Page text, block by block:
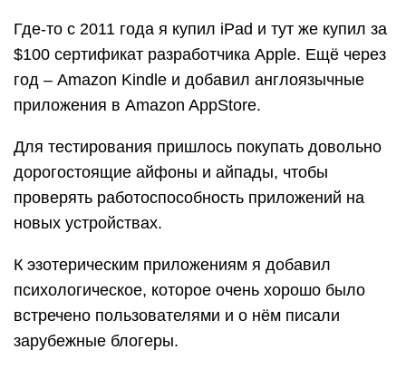
Где-то с 2011 года я купил iPad и тут же купил за
$100 сертификат разработчика Apple. Ещё через
год – Amazon Kindle и добавил англоязычные
приложения в Amazon AppStore.
Для тестирования пришлось покупать довольно
дорогостоящие айфоны и айпады, чтобы
проверять работоспособность приложений на
новых устройствах.
К эзотерическим приложениям я добавил
психологическое, которое очень хорошо было
встречено пользователями и о нём писали
зарубежные блогеры.